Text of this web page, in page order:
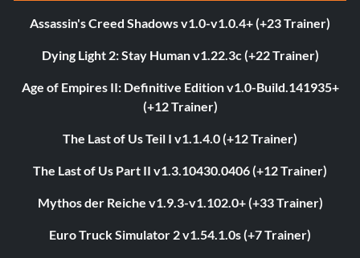
Assassin's Creed Shadows v1.0-v1.0.4+ (+23 Trainer)
Dying Light 2: Stay Human v1.22.3c (+22 Trainer)
Age of Empires II: Definitive Edition v1.0-Build.141935+
(+12 Trainer)
The Last of Us Teil I v1.1.4.0 (+12 Trainer)
The Last of Us Part II v1.3.10430.0406 (+12 Trainer)
Mythos der Reiche v1.9.3-v1.102.0+ (+33 Trainer)
Euro Truck Simulator 2 v1.54.1.0s (+7 Trainer)